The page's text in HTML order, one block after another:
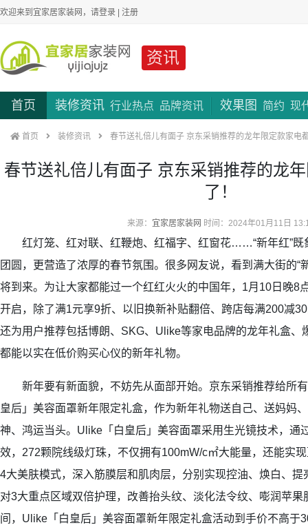
欢迎来到宜家居家装网，请登录 | 注册
资讯
首页 装修资讯 行业热点 品牌资讯 效果图 简约 现
首页 装修资讯 春节送礼倍儿有面子 京东采销推荐的龙年限定款家电
春节送礼倍儿有面子 京东采销推荐的龙
了！
来源： 宜家居家装网 时间：2024年01月11日
红灯笼、红对联、红鞭炮、红福字、红窗花……“新年红”既
团圆，更营造了浓厚的春节氛围。很多网友说，看到满大街的“
将到来。为让大家都能过一个红红火火的中国年，1月10日晚8
开启，除了满1元享9折、以旧换新补贴翻倍、跨店每满200减
还为用户推荐包括博朗、SKG、Ulike等家电品牌的龙年礼盒、
都能以实在低价购买心仪的新年礼物。
新年要有新面貌，不妨先从面部开始。京东采销推荐给所
皇后」美容面罩新年限定礼盒，作为新年礼物送自己、送妈妈
神、鸿运当头。Ulike「白皇后」美容面罩采用生光镜技术，通
效，272颗院线级灯珠，不仅拥有100mW/c㎡大能量，还能实
4大美肤模式，深入筋膜层和肌肉层，分别实现控油、焕白、
对3大重点区域双倍护理，改善抬头纹、淡化法令纹、嘭润苹
间，Ulike「白皇后」美容面罩新年限定礼盒活动到手价不高于